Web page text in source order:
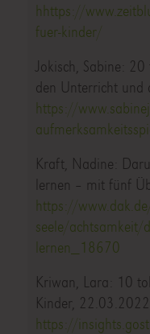
hhttps://
fuer-kinder/
Jokisch, Sabine:
den Unterricht und
https://
Kraft, Nadine:
lernen – mit fünf
https://
seele/achtsamkeit/
lernen_18670
Kriwan, Lara: 10
Kinder, 22.03.2022:
https://